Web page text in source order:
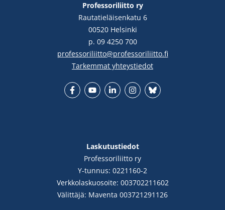
Professoriliitto ry
Rautatieläisenkatu 6
00520 Helsinki
p. 09 4250 700
professoriliitto@professoriliitto.fi
Tarkemmat yhteystiedot
Laskutustiedot
Professoriliitto ry
Y-tunnus: 0221160-2
Verkkolaskuosoite: 003702211602
Välittäjä: Maventa 003721291126